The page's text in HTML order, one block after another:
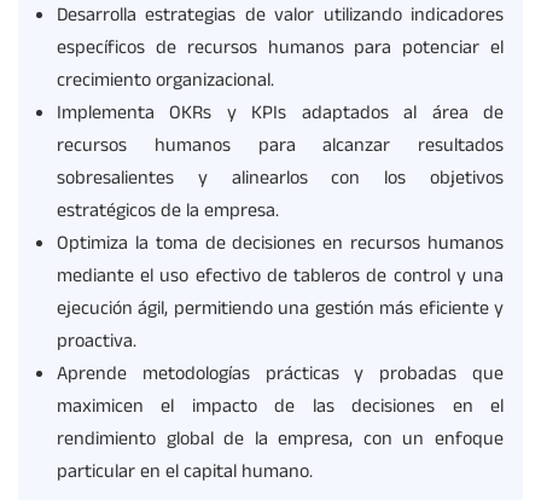
Desarrolla estrategias de valor utilizando indicadores
específicos de recursos humanos para potenciar el
crecimiento organizacional.
Implementa OKRs y KPIs adaptados al área de
recursos humanos para alcanzar resultados
sobresalientes y alinearlos con los objetivos
estratégicos de la empresa.
Optimiza la toma de decisiones en recursos humanos
mediante el uso efectivo de tableros de control y una
ejecución ágil, permitiendo una gestión más eficiente y
proactiva.
Aprende metodologías prácticas y probadas que
maximicen el impacto de las decisiones en el
rendimiento global de la empresa, con un enfoque
particular en el capital humano.